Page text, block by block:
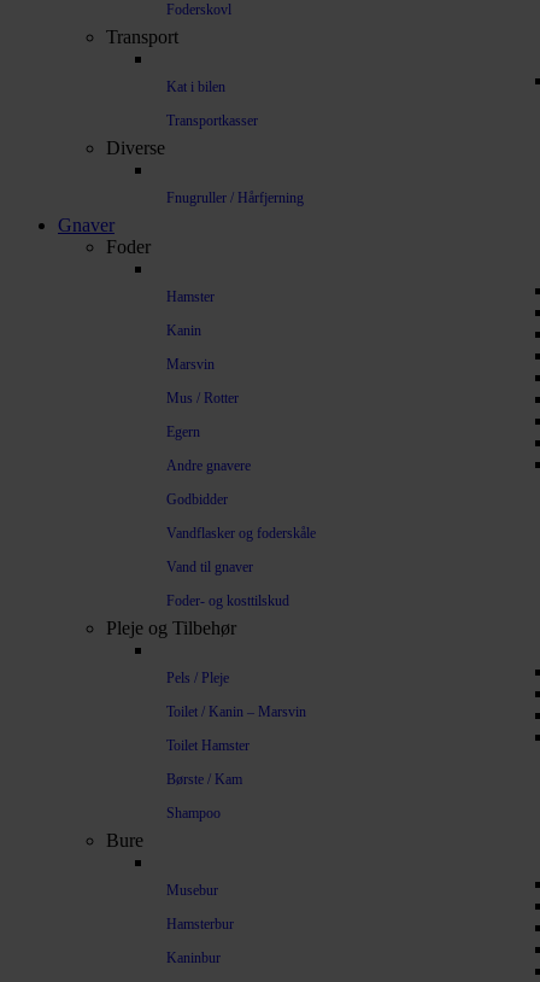
Foderskovl
Transport
Kat i bilen
Transportkasser
Diverse
Fnugruller / Hårfjerning
Gnaver
Foder
Hamster
Kanin
Marsvin
Mus / Rotter
Egern
Andre gnavere
Godbidder
Vandflasker og foderskåle
Vand til gnaver
Foder- og kosttilskud
Pleje og Tilbehør
Pels / Pleje
Toilet / Kanin – Marsvin
Toilet Hamster
Børste / Kam
Shampoo
Bure
Musebur
Hamsterbur
Kaninbur